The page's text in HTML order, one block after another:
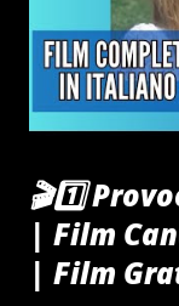
🎬1️⃣
| Film
| Film